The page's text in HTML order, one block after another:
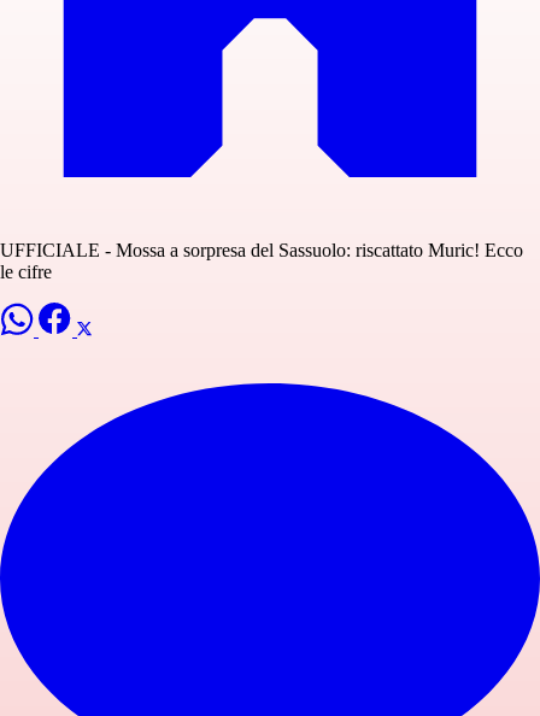
UFFICIALE - Mossa a sorpresa del Sassuolo: riscattato Muric! Ecco
le cifre